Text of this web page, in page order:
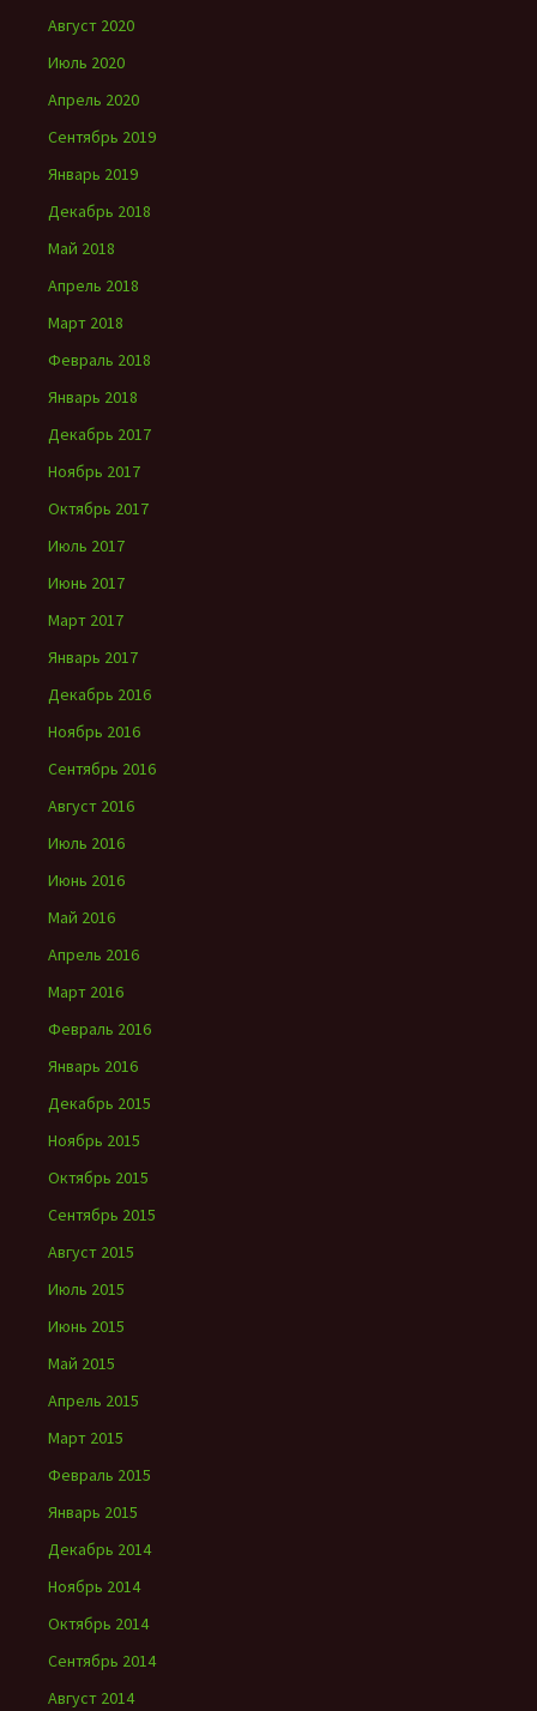
Август 2020
Июль 2020
Апрель 2020
Сентябрь 2019
Январь 2019
Декабрь 2018
Май 2018
Апрель 2018
Март 2018
Февраль 2018
Январь 2018
Декабрь 2017
Ноябрь 2017
Октябрь 2017
Июль 2017
Июнь 2017
Март 2017
Январь 2017
Декабрь 2016
Ноябрь 2016
Сентябрь 2016
Август 2016
Июль 2016
Июнь 2016
Май 2016
Апрель 2016
Март 2016
Февраль 2016
Январь 2016
Декабрь 2015
Ноябрь 2015
Октябрь 2015
Сентябрь 2015
Август 2015
Июль 2015
Июнь 2015
Май 2015
Апрель 2015
Март 2015
Февраль 2015
Январь 2015
Декабрь 2014
Ноябрь 2014
Октябрь 2014
Сентябрь 2014
Август 2014